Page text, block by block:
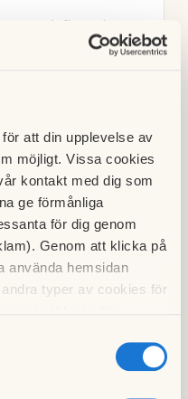
att din upplevelse av
möjligt. Vissa cookies
kontakt med dig som
ge förmånliga
för dig genom
Genom att klicka på
använda hemsidan
typer av cookies för
ett urval.
som nyinflyttad